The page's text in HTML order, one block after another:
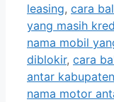
leasing, cara
yang masih
nama mobil
diblokir, cara
antar kabupaten
nama motor